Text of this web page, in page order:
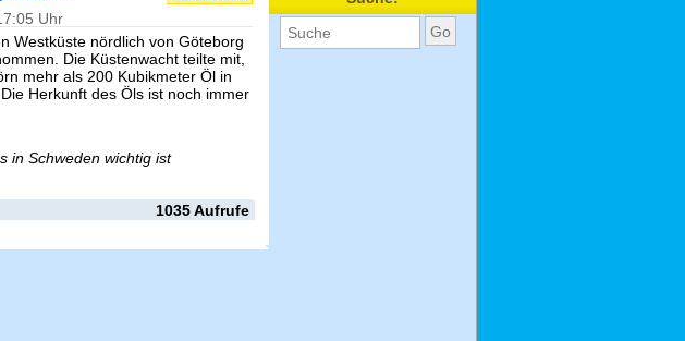
Uhr
Westküste nördlich von Göteborg
Die Küstenwacht teilte mit,
mehr als 200 Kubikmeter Öl in
Herkunft des Öls ist noch immer
in Schweden wichtig ist
1035 Aufrufe